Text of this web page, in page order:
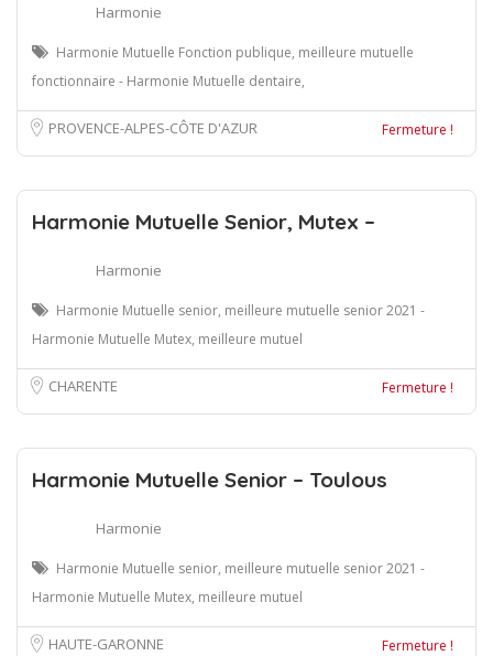
Harmonie
Harmonie Mutuelle Fonction publique, meilleure mutuelle
fonctionnaire - Harmonie Mutuelle dentaire,
PROVENCE-ALPES-CÔTE D'AZUR Fermeture !
Harmonie Mutuelle Senior, Mutex –
Harmonie
Harmonie Mutuelle senior, meilleure mutuelle senior 2021 -
Harmonie Mutuelle Mutex, meilleure mutuel
CHARENTE Fermeture !
Harmonie Mutuelle Senior – Toulous
Harmonie
Harmonie Mutuelle senior, meilleure mutuelle senior 2021 -
Harmonie Mutuelle Mutex, meilleure mutuel
HAUTE-GARONNE Fermeture !